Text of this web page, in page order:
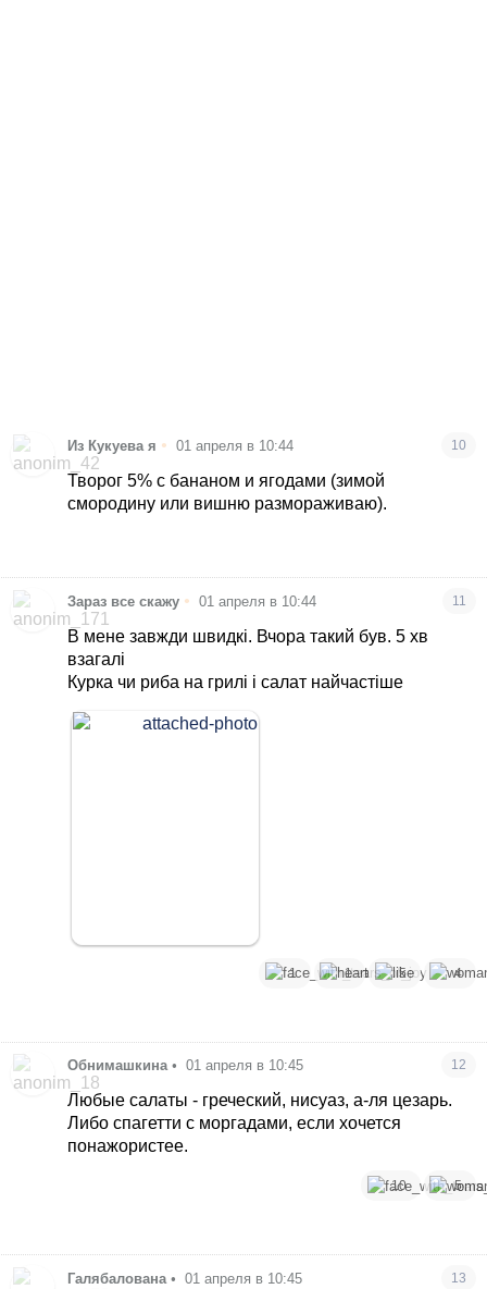
Из Кукуева я • 01 апреля в 10:44 10
Творог 5% с бананом и ягодами (зимой
смородину или вишню размораживаю).
Зараз все скажу • 01 апреля в 10:44 11
В мене завжди швидкі. Вчора такий був. 5 хв
взагалі
Курка чи риба на грилі і салат найчастіше
1 1 5 4
Обнимашкина • 01 апреля в 10:45 12
Любые салаты - греческий, нисуаз, а-ля цезарь.
Либо спагетти с моргадами, если хочется
понажористее.
10 5
Галябалована • 01 апреля в 10:45 13